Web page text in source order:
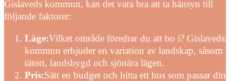
Gislaveds kommun, kan det vara bra att ta hänsyn till
följande faktorer:
Läge:Vilket område föredrar du att bo i? Gislaveds
kommun erbjuder en variation av landskap, såsom
tätort, landsbygd och sjönära lägen.
Pris:Sätt en budget och hitta ett hus som passar din